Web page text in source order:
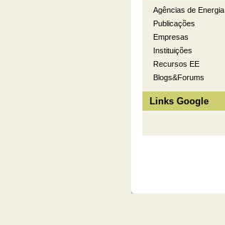
Agências de Energia
Publicações
Empresas
Instituições
Recursos EE
Blogs&Forums
Links Google